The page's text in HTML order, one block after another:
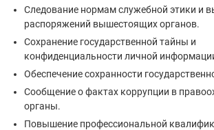
Следование нормам служебной этики и
распоряжений вышестоящих органов.
Сохранение государственной тайны и
конфиденциальности личной
Обеспечение сохранности
Сообщение о фактах коррупции в
органы.
Повышение профессиональной